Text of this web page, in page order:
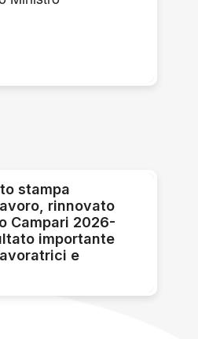
stampa
rinnovato
Campari 2026-
importante
e